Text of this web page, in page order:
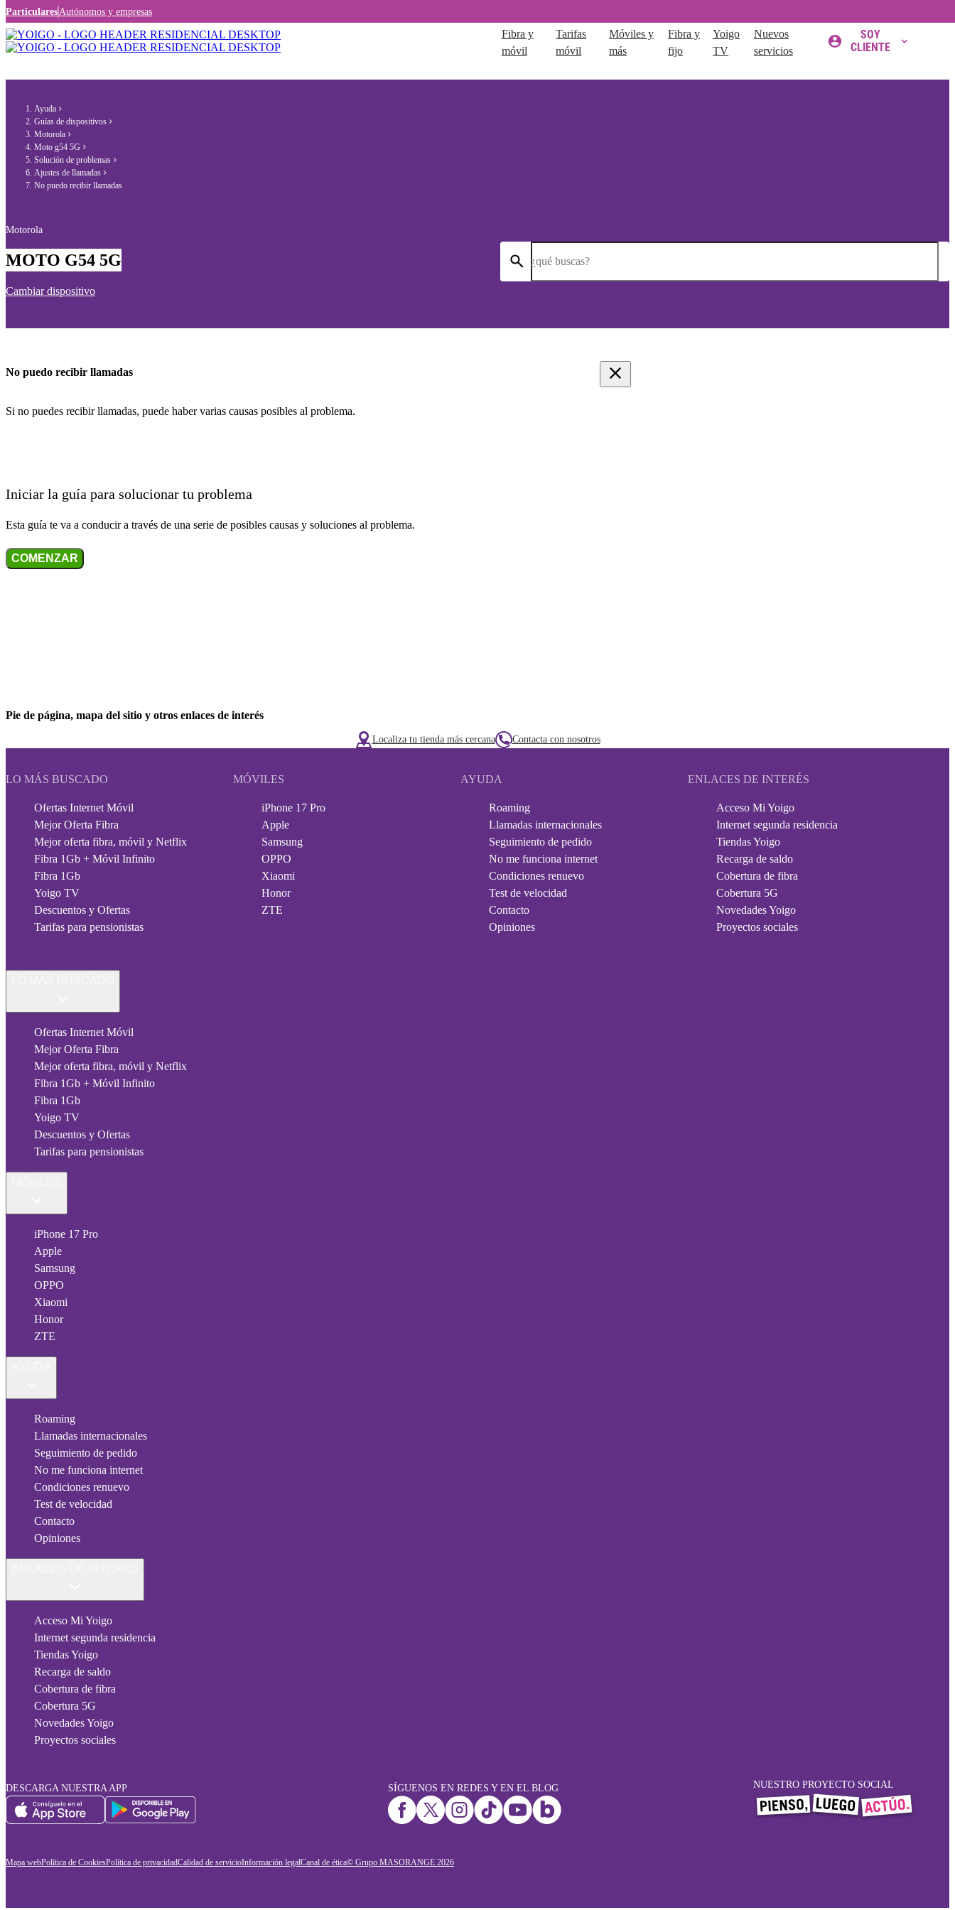
Particulares Autónomos y empresas
Fibra y
móvil
Tarifas
móvil
Móviles y
más
Fibra y
fijo
Yoigo
TV
Nuevos
servicios
SOY
CLIENTE
Ayuda
Guías de dispositivos
Motorola
Moto g54 5G
Solución de problemas
Ajustes de llamadas
No puedo recibir llamadas
Motorola
MOTO G54 5G
Cambiar dispositivo
¿qué buscas?
No puedo recibir llamadas
Si no puedes recibir llamadas, puede haber varias causas posibles al problema.
Iniciar la guía para solucionar tu problema
Esta guía te va a conducir a través de una serie de posibles causas y soluciones al problema.
COMENZAR
Pie de página, mapa del sitio y otros enlaces de interés
Localiza tu tienda más cercana Contacta con nosotros
LO MÁS BUSCADO
Ofertas Internet Móvil
Mejor Oferta Fibra
Mejor oferta fibra, móvil y Netflix
Fibra 1Gb + Móvil Infinito
Fibra 1Gb
Yoigo TV
Descuentos y Ofertas
Tarifas para pensionistas
MÓVILES
iPhone 17 Pro
Apple
Samsung
OPPO
Xiaomi
Honor
ZTE
AYUDA
Roaming
Llamadas internacionales
Seguimiento de pedido
No me funciona internet
Condiciones renuevo
Test de velocidad
Contacto
Opiniones
ENLACES DE INTERÉS
Acceso Mi Yoigo
Internet segunda residencia
Tiendas Yoigo
Recarga de saldo
Cobertura de fibra
Cobertura 5G
Novedades Yoigo
Proyectos sociales
Ofertas Internet Móvil
Mejor Oferta Fibra
Mejor oferta fibra, móvil y Netflix
Fibra 1Gb + Móvil Infinito
Fibra 1Gb
Yoigo TV
Descuentos y Ofertas
Tarifas para pensionistas
iPhone 17 Pro
Apple
Samsung
OPPO
Xiaomi
Honor
ZTE
Roaming
Llamadas internacionales
Seguimiento de pedido
No me funciona internet
Condiciones renuevo
Test de velocidad
Contacto
Opiniones
Acceso Mi Yoigo
Internet segunda residencia
Tiendas Yoigo
Recarga de saldo
Cobertura de fibra
Cobertura 5G
Novedades Yoigo
Proyectos sociales
DESCARGA NUESTRA APP SÍGUENOS EN REDES Y EN EL BLOG NUESTRO PROYECTO SOCIAL
Mapa webPolítica de CookiesPolítica de privacidadCalidad de servicioInformación legalCanal de ética© Grupo MASORANGE 2026